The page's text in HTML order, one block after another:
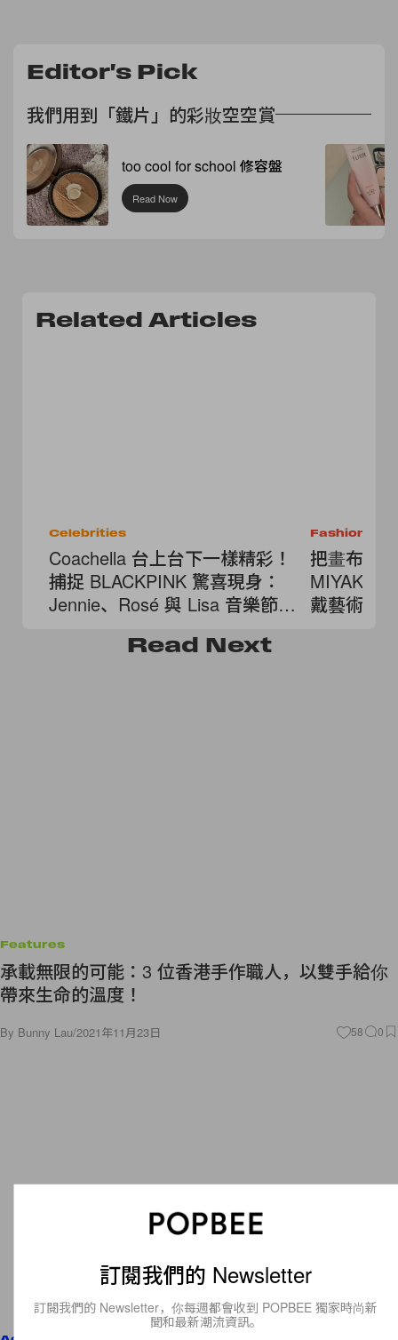
Editor's Pick
我們用到「鐵片」的彩妝空空賞
too cool for school 修容盤
Read Now
Related Articles
Celebrities
Coachella 台上台下一樣精彩！
捕捉 BLACKPINK 驚喜現身：
Jennie、Rosé 與 Lisa 音樂節穿
Fashion
把畫布翻
MIYAKE
戴藝術！
Read Next
Features
承載無限的可能：3 位香港手作職人，以雙手給你
帶來生命的溫度！
By Bunny Lau/2021年11月23日 58 0
訂閱我們的 Newsletter
訂閱我們的 Newsletter，你每週都會收到 POPBEE 獨家時尚新
聞和最新潮流資訊。